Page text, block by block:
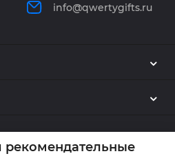
info@qwertygifts.ru
рекомендательные